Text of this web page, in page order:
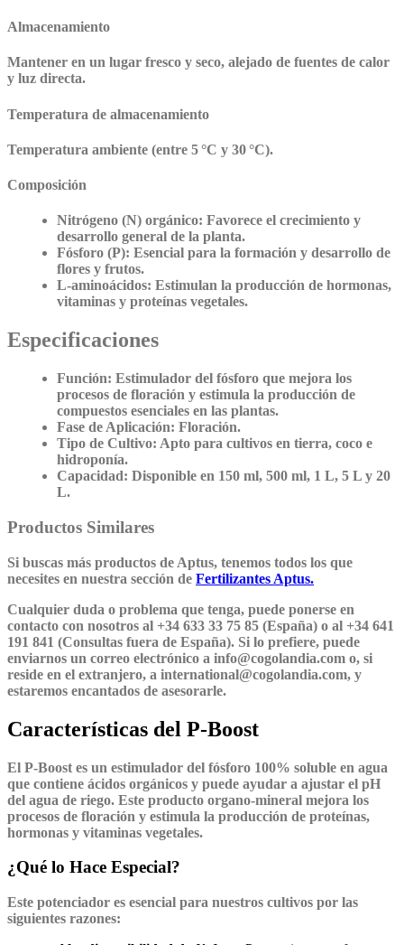
Almacenamiento
Mantener en un lugar fresco y seco, alejado de fuentes de calor
y luz directa.
Temperatura de almacenamiento
Temperatura ambiente (entre 5 °C y 30 °C).
Composición
Nitrógeno (N) orgánico: Favorece el crecimiento y
desarrollo general de la planta.
Fósforo (P): Esencial para la formación y desarrollo de
flores y frutos.
L-aminoácidos: Estimulan la producción de hormonas,
vitaminas y proteínas vegetales.
Especificaciones
Función: Estimulador del fósforo que mejora los
procesos de floración y estimula la producción de
compuestos esenciales en las plantas.
Fase de Aplicación: Floración.
Tipo de Cultivo: Apto para cultivos en tierra, coco e
hidroponía.
Capacidad: Disponible en 150 ml, 500 ml, 1 L, 5 L y 20
L.
Productos Similares
Si buscas más productos de Aptus, tenemos todos los que
necesites en nuestra sección de Fertilizantes Aptus.
Cualquier duda o problema que tenga, puede ponerse en
contacto con nosotros al +34 633 33 75 85 (España) o al +34 641
191 841 (Consultas fuera de España). Si lo prefiere, puede
enviarnos un correo electrónico a info@cogolandia.com o, si
reside en el extranjero, a international@cogolandia.com, y
estaremos encantados de asesorarle.
Características del P-Boost
El P-Boost es un estimulador del fósforo 100% soluble en agua
que contiene ácidos orgánicos y puede ayudar a ajustar el pH
del agua de riego. Este producto organo-mineral mejora los
procesos de floración y estimula la producción de proteínas,
hormonas y vitaminas vegetales.
¿Qué lo Hace Especial?
Este potenciador es esencial para nuestros cultivos por las
siguientes razones: